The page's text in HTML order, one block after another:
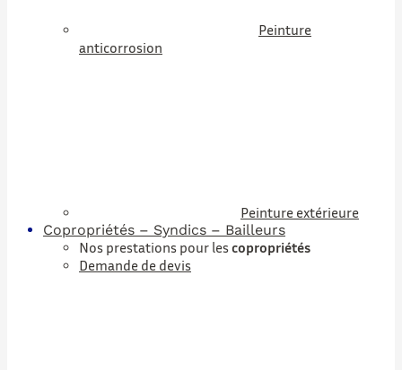
Peinture
anticorrosion
Peinture extérieure
Copropriétés – Syndics – Bailleurs
Nos prestations pour lescopropriétés
Demande de devis